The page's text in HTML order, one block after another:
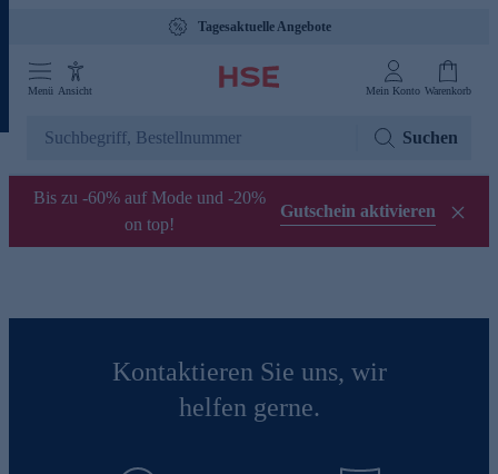
Tagesaktuelle Angebote
Menü Ansicht Mein Konto Warenkorb
Suchen
Bis zu -60% auf Mode und -20%
on top!
Gutschein aktivieren
Kontaktieren Sie uns, wir
helfen gerne.